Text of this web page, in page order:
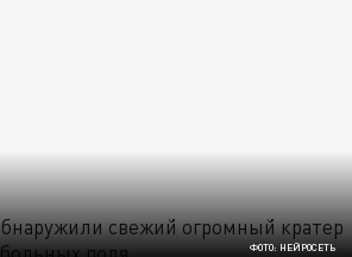
ФОТО: НЕЙРОСЕТЬ